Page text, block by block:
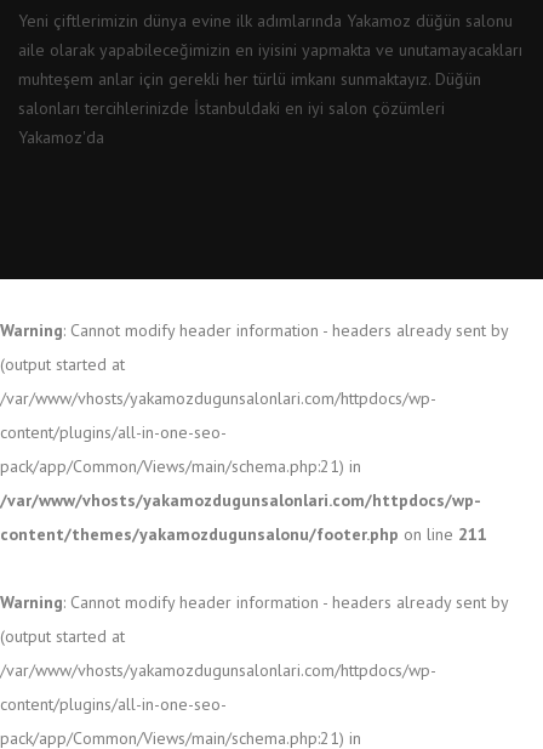
Yeni çiftlerimizin dünya evine ilk adımlarında Yakamoz düğün salonu
aile olarak yapabileceğimizin en iyisini yapmakta ve unutamayacakları
muhteşem anlar için gerekli her türlü imkanı sunmaktayız. Düğün
salonları tercihlerinizde İstanbuldaki en iyi salon çözümleri
Yakamoz'da
Warning: Cannot modify header information - headers already sent by
(output started at
/var/www/vhosts/yakamozdugunsalonlari.com/httpdocs/wp-
content/plugins/all-in-one-seo-
pack/app/Common/Views/main/schema.php:21) in
/var/www/vhosts/yakamozdugunsalonlari.com/httpdocs/wp-
content/themes/yakamozdugunsalonu/footer.php on line 211
Warning: Cannot modify header information - headers already sent by
(output started at
/var/www/vhosts/yakamozdugunsalonlari.com/httpdocs/wp-
content/plugins/all-in-one-seo-
pack/app/Common/Views/main/schema.php:21) in